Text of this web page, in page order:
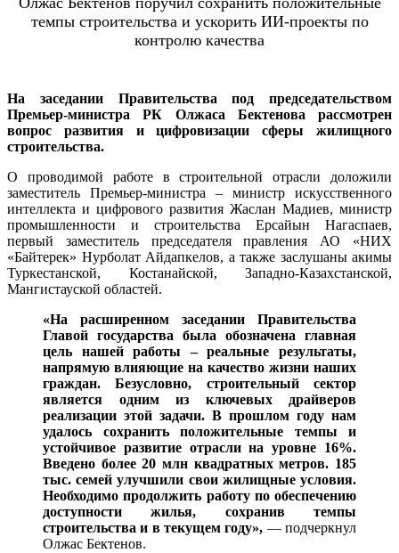
На заседании Правительства под председательством
Премьер-министра РК Олжаса Бектенова рассмотрен
вопрос развития и цифровизации сферы жилищного
строительства.
О проводимой работе в строительной отрасли доложили
заместитель Премьер-министра – министр искусственного
интеллекта и цифрового развития Жаслан Мадиев, министр
промышленности и строительства Ерсайын Нагаспаев,
первый заместитель председателя правления АО «НИХ
«Байтерек» Нурболат Айдапкелов, а также заслушаны акимы
Туркестанской, Костанайской, Западно-Казахстанской,
Мангистауской областей.
«На расширенном заседании Правительства
Главой государства была обозначена главная
цель нашей работы – реальные результаты,
напрямую влияющие на качество жизни наших
граждан. Безусловно, строительный сектор
является одним из ключевых драйверов
реализации этой задачи. В прошлом году нам
удалось сохранить положительные темпы и
устойчивое развитие отрасли на уровне 16%.
Введено более 20 млн квадратных метров. 185
тыс. семей улучшили свои жилищные условия.
Необходимо продолжить работу по обеспечению
доступности жилья, сохранив темпы
строительства и в текущем году», — подчеркнул
Олжас Бектенов.